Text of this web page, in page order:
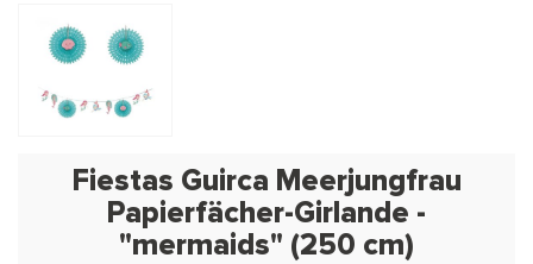
Fiestas Guirca Meerjungfrau
Papierfächer-Girlande -
"mermaids" (250 cm)